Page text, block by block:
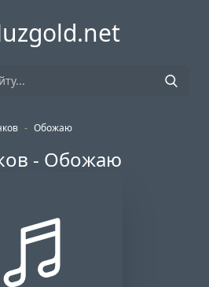
- Обожаю
- Обожаю